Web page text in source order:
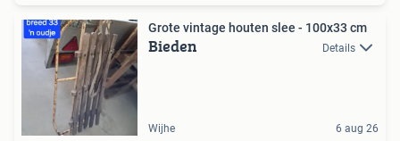
Grote vintage houten slee - 100x33 cm
Bieden Details
Wijhe 6 aug 26